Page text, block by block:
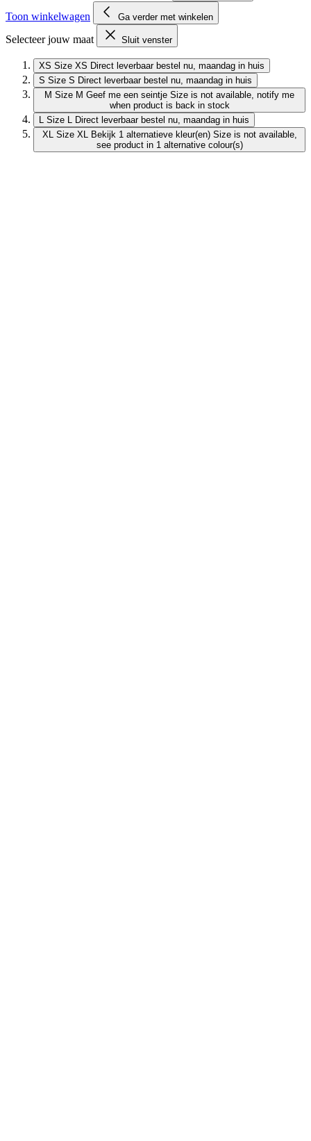
Toon winkelwagen Ga verder met winkelen
Selecteer jouw maat Sluit venster
XS Size XS Direct leverbaar bestel nu, maandag in huis
S Size S Direct leverbaar bestel nu, maandag in huis
M Size M Geef me een seintje Size is not available, notify me
when product is back in stock
L Size L Direct leverbaar bestel nu, maandag in huis
XL Size XL Bekijk 1 alternatieve kleur(en) Size is not available,
see product in 1 alternative colour(s)